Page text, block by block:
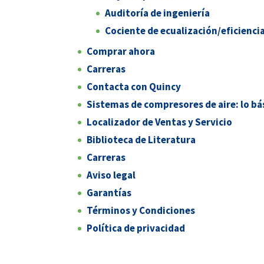
Auditoría de ingeniería
Cociente de ecualización/eficiencia
Comprar ahora
Carreras
Contacta con Quincy
Sistemas de compresores de aire: lo
Localizador de Ventas y Servicio
Biblioteca de Literatura
Carreras
Aviso legal
Garantías
Términos y Condiciones
Política de privacidad